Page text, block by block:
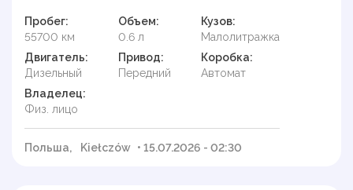
Пробег:
55700 км
Объем:
0.6 л
Кузов:
Малолитражка
Двигатель:
Дизельный
Привод:
Передний
Коробка:
Автомат
Владелец:
Физ. лицо
Польша, Kiełczów • 15.07.2026 - 02:30